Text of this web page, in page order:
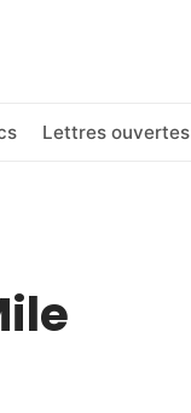
Lettres ouvertes